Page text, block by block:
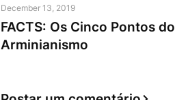
December 13, 2019
FACTS: Os Cinco Pontos do
Arminianismo